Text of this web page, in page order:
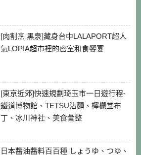
[肉割烹 黑泉]藏身台中LALAPORT超人
氣LOPIA超市裡的密室和食饗宴
[東京近郊]快速規劃琦玉市一日遊行程-
鐵道博物館、TETSU沾麵、檸檬堂布
丁、冰川神社、美食彙整
日本醬油醬料百百種 しょうゆ、つゆ、